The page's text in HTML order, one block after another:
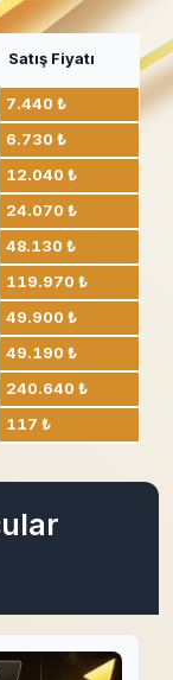
Satış Fiyatı
7.440 ₺
6.730 ₺
12.040 ₺
24.070 ₺
48.130 ₺
119.970 ₺
49.900 ₺
49.190 ₺
240.640 ₺
117 ₺